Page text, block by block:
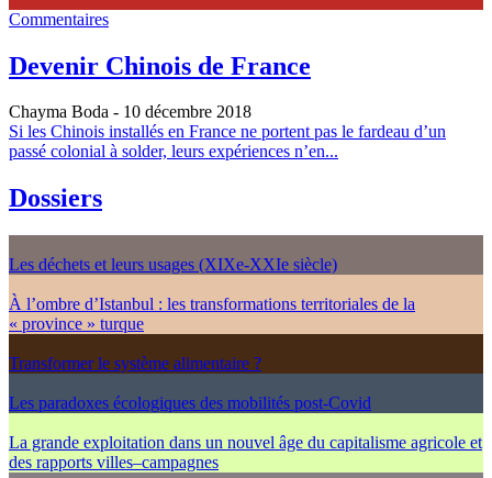
Commentaires
Devenir Chinois de France
Chayma Boda - 10 décembre 2018
Si les Chinois installés en France ne portent pas le fardeau d’un
passé colonial à solder, leurs expériences n’en...
Dossiers
Les déchets et leurs usages (XIXe-XXIe siècle)
À l’ombre d’Istanbul : les transformations territoriales de la
« province » turque
Transformer le système alimentaire ?
Les paradoxes écologiques des mobilités post-Covid
La grande exploitation dans un nouvel âge du capitalisme agricole et
des rapports villes–campagnes